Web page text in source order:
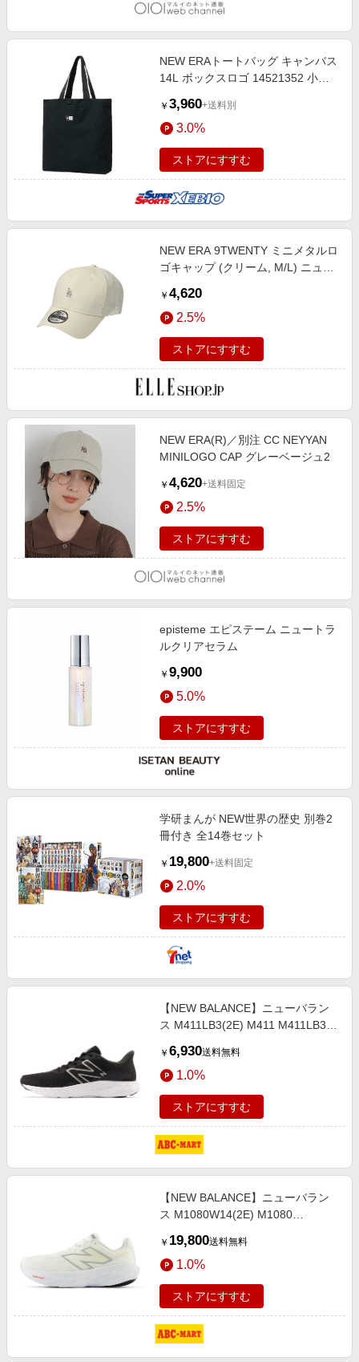
NEW ERAトートバッグ キャンバス
14L ボックスロゴ 14521352 小物
ク
￥ 3,960+送料別
3.0%
ストアにすすむ
NEW ERA 9TWENTY ミニメタルロ
ゴキャップ (クリーム, M/L) ニュー
￥ 4,620
2.5%
ストアにすすむ
NEW ERA(R)／別注 CC NEYYAN
MINILOGO CAP グレーベージュ2
￥ 4,620+送料固定
2.5%
ストアにすすむ
episteme エピステーム ニュートラ
ルクリアセラム
￥ 9,900
5.0%
ストアにすすむ
学研まんが NEW世界の歴史 別巻2
冊付き 全14巻セット
￥ 19,800+送料固定
2.0%
ストアにすすむ
【NEW BALANCE】ニューバラン
ス M411LB3(2E) M411 M411LB3
ク
￥ 6,930送料無料
1.0%
ストアにすすむ
【NEW BALANCE】ニューバラン
ス M1080W14(2E) M1080
26cm ホワイト
￥ 19,800送料無料
1.0%
ストアにすすむ